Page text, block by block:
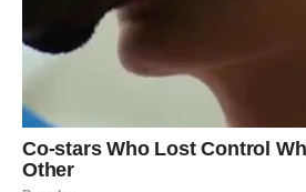
opterećivao.
Zvijezde pokazuju da ulazite u
mnogo sigurnije gledati na
LJUBAV VRAĆA